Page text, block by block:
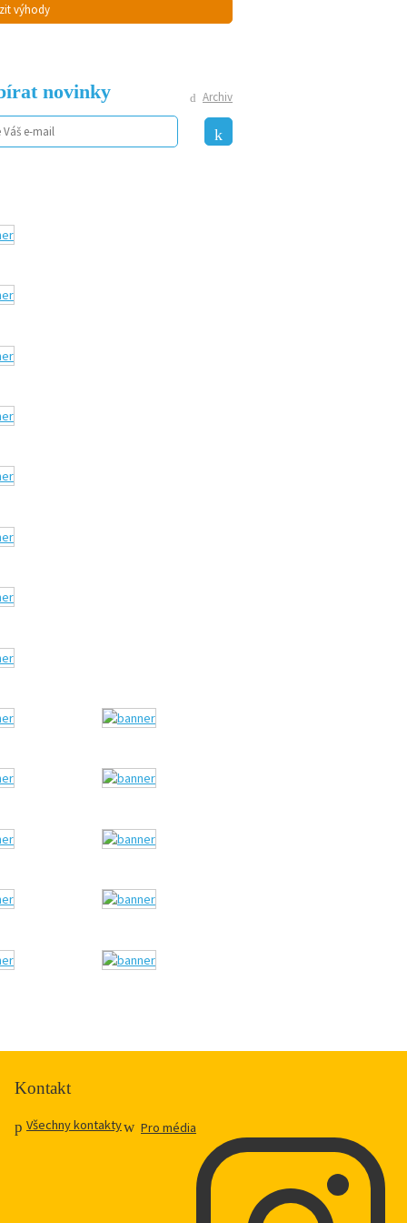
výhody
Archiv
novinky
Kontakt
Všechny kontakty Pro média